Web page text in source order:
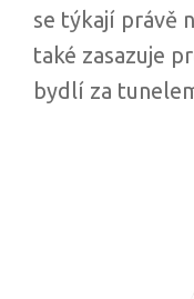
se týkají právě
také zasazuje
bydlí za